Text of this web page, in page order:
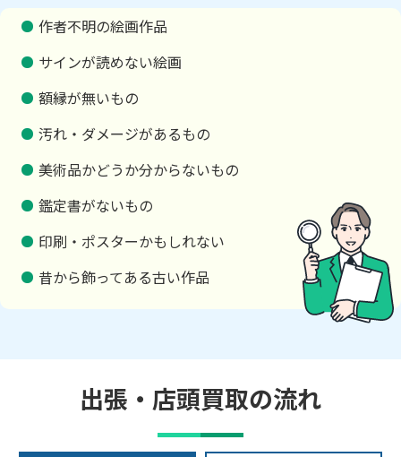
作者不明の絵画作品
サインが読めない絵画
額縁が無いもの
汚れ・ダメージがあるもの
美術品かどうか分からないもの
鑑定書がないもの
印刷・ポスターかもしれない
昔から飾ってある古い作品
出張・店頭買取の流れ